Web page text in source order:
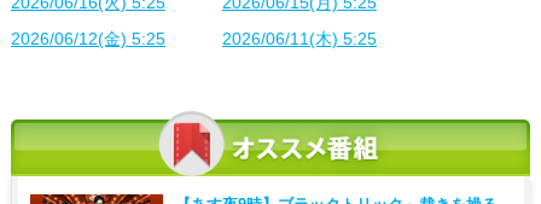
2026/06/12(金) 5:25
2026/06/11(木) 5:25